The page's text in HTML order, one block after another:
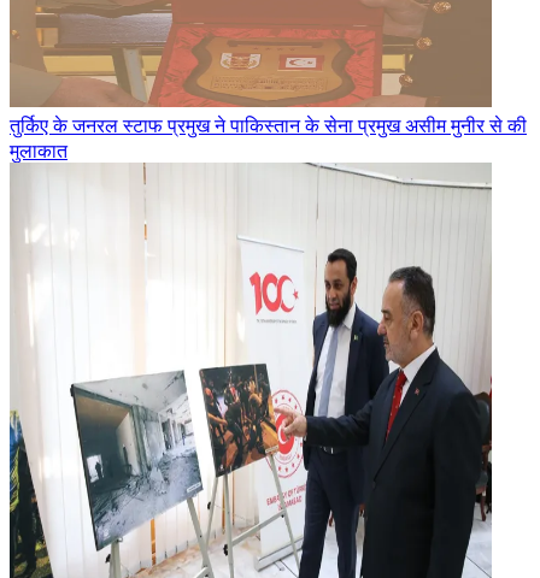
तुर्किए के जनरल स्टाफ प्रमुख ने पाकिस्तान के सेना प्रमुख असीम मुनीर से की
मुलाकात